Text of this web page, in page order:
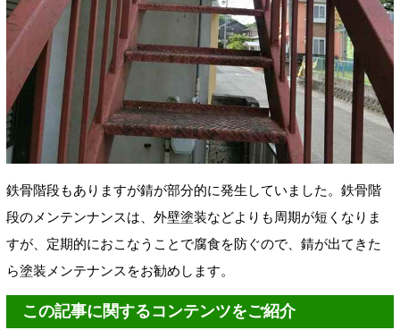
鉄骨階段もありますが錆が部分的に発生していました。鉄骨階
段のメンテンナンスは、外壁塗装などよりも周期が短くなりま
すが、定期的におこなうことで腐食を防ぐので、錆が出てきた
ら塗装メンテナンスをお勧めします。
この記事に関するコンテンツをご紹介